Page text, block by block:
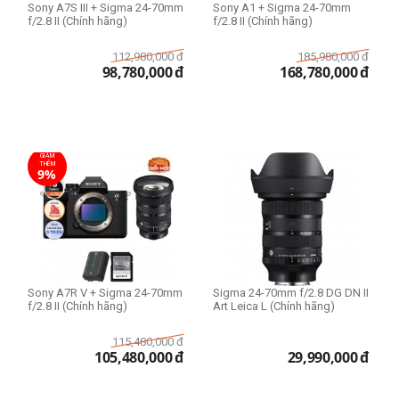
Sony A7S III + Sigma 24-70mm
f/2.8 II (Chính hãng)
112,980,000 đ
98,780,000đ
Sony A1 + Sigma 24-70mm
f/2.8 II (Chính hãng)
185,980,000 đ
168,780,000đ
GIẢM
THÊM
9%
Sony A7R V + Sigma 24-70mm
f/2.8 II (Chính hãng)
115,480,000 đ
105,480,000đ
Sigma 24-70mm f/2.8 DG DN II
Art Leica L (Chính hãng)
29,990,000đ